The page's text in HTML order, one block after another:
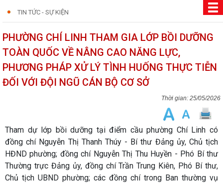
TIN TỨC - SỰ KIỆN
PHƯỜNG CHÍ LINH THAM GIA LỚP BỒI DƯỠNG
TOÀN QUỐC VỀ NÂNG CAO NĂNG LỰC,
PHƯƠNG PHÁP XỬ LÝ TÌNH HUỐNG THỰC TIỄN
ĐỐI VỚI ĐỘI NGŨ CÁN BỘ CƠ SỞ
25/05/2026
Tham dự lớp bồi dưỡng tại điểm cầu phường Chí Linh có
đồng chí Nguyễn Thị Thanh Thúy - Bí thư Đảng ủy, Chủ tịch
HĐND phường; đồng chí Nguyễn Thị Thu Huyền - Phó Bí thư
Thường trực Đảng ủy, đồng chí Trần Trung Kiên, Phó Bí thư,
Chủ tịch UBND phường; các đồng chí trong Ban thường vụ